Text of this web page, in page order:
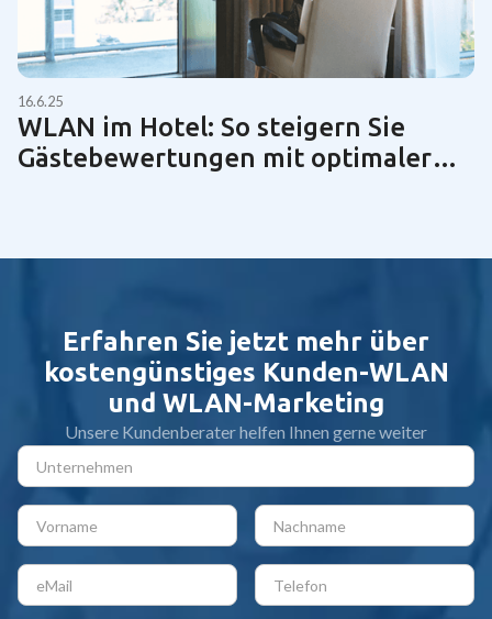
16.6.25
WLAN im Hotel: So steigern Sie
Gästebewertungen mit optimaler
Erfahren Sie jetzt mehr über
kostengünstiges Kunden-WLAN
und WLAN-Marketing
Unsere Kundenberater helfen Ihnen gerne weiter